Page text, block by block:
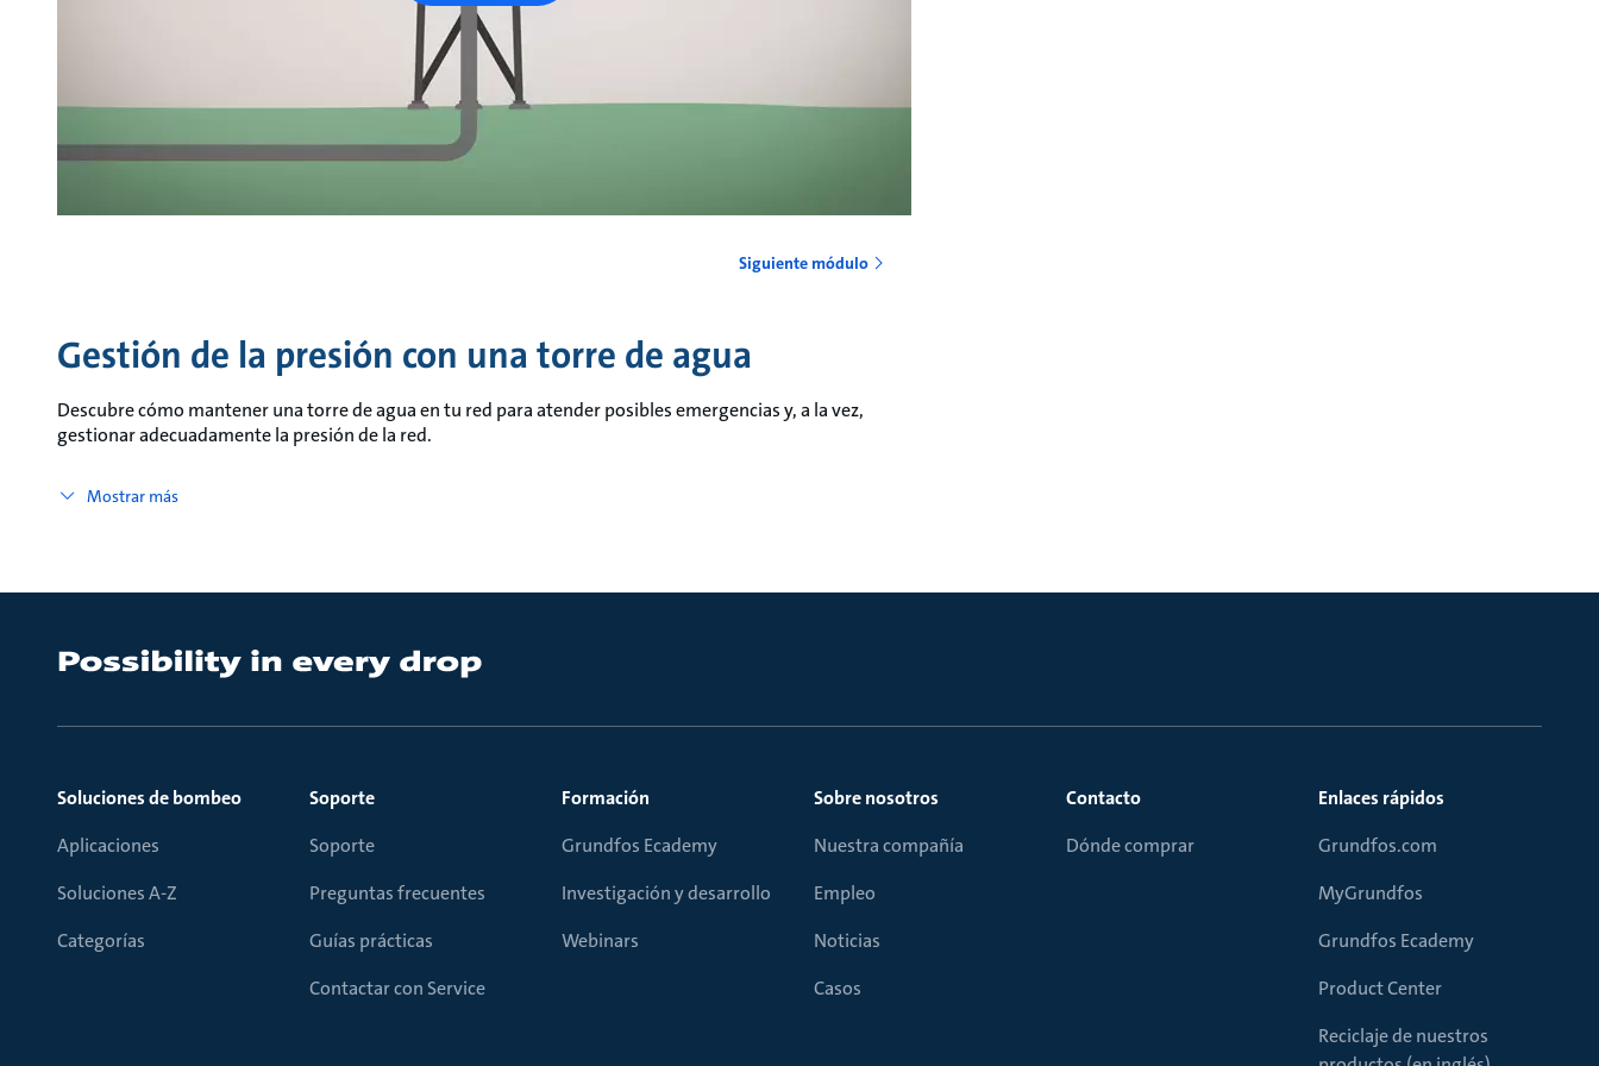
Siguiente módulo
Gestión de la presión con una torre de agua
Descubre cómo mantener una torre de agua en tu red para atender posibles emergencias y, a la vez,
gestionar adecuadamente la presión de la red.
Mostrar más
Soluciones de bombeo
Aplicaciones
Soluciones A-Z
Categorías
Soporte
Soporte
Preguntas frecuentes
Guías prácticas
Contactar con Service
Formación
Grundfos Ecademy
Investigación y desarrollo
Webinars
Sobre nosotros
Nuestra compañía
Empleo
Noticias
Casos
Contacto
Dónde comprar
Enlaces rápidos
Grundfos.com
MyGrundfos
Grundfos Ecademy
Product Center
Reciclaje de nuestros